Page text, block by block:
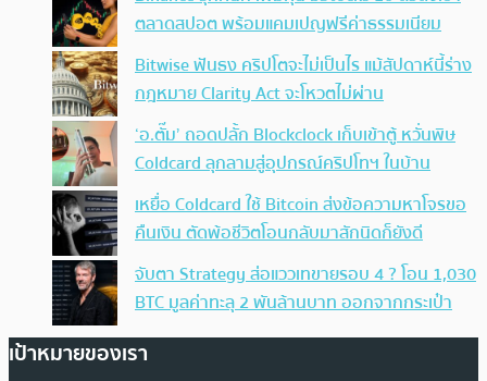
ตลาดสปอต พร้อมแคมเปญฟรีค่าธรรมเนียม
Bitwise ฟันธง คริปโตจะไม่เป็นไร แม้สัปดาห์นี้ร่าง
กฎหมาย Clarity Act จะโหวตไม่ผ่าน
‘อ.ตั๊ม’ ถอดปลั้ก Blockclock เก็บเข้าตู้ หวั่นพิษ
Coldcard ลุกลามสู่อุปกรณ์คริปโทฯ ในบ้าน
เหยื่อ Coldcard ใช้ Bitcoin ส่งข้อความหาโจรขอ
คืนเงิน ตัดพ้อชีวิตโอนกลับมาสักนิดก็ยังดี
จับตา Strategy ส่อแววเทขายรอบ 4 ? โอน 1,030
BTC มูลค่าทะลุ 2 พันล้านบาท ออกจากกระเป๋า
เป้าหมายของเรา